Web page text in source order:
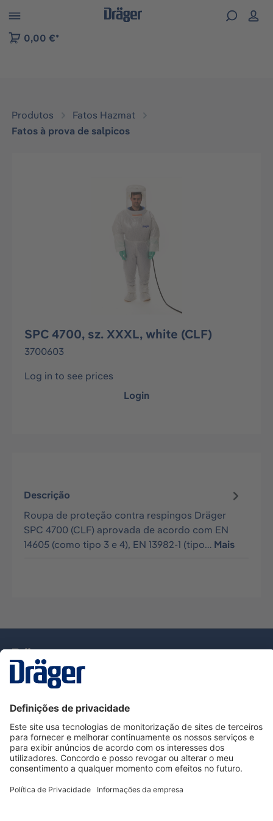
to B2B platform navigation
0,00 €*
Produtos
Fatos Hazmat
Fatos à prova de salpicos
SPC 4700, sz. XXXL, white (CLF)
3700603
Log in to see prices
Login
Descrição
Roupa de proteção contra respingos Dräger
SPC 4700 (CLF) aprovada de acordo com EN
14605 (como tipo 3 e 4), EN 13982-1 (tipo… Mais
Serviço de Apoio ao Cliente Dräger
Utilização da loja
Informações